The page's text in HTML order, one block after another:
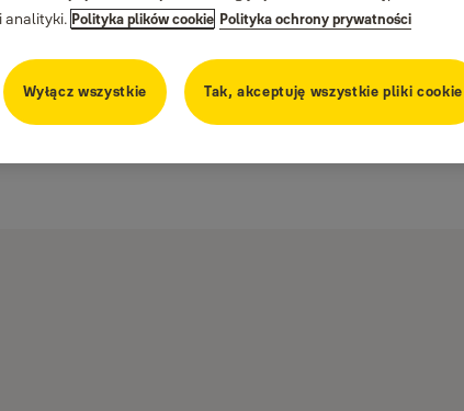
analityki. Polityka plików cookie Polityka ochrony prywatności
Wyłącz wszystkie Tak, akceptuję wszystkie pliki cookie